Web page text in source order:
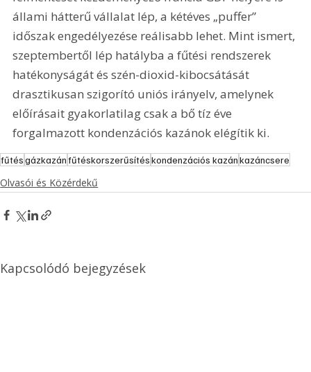
állami hátterű vállalat lép, a kétéves „puffer”
időszak engedélyezése reálisabb lehet. Mint ismert,
szeptembertől lép hatályba a fűtési rendszerek
hatékonyságát és szén-dioxid-kibocsátását
drasztikusan szigorító uniós irányelv, amelynek
előírásait gyakorlatilag csak a bő tíz éve
forgalmazott kondenzációs kazánok elégítik ki.
fűtésgázkazánfűtéskorszerűsítéskondenzációs kazánkazáncsere
Olvasói és Közérdekű
Kapcsolódó bejegyzések